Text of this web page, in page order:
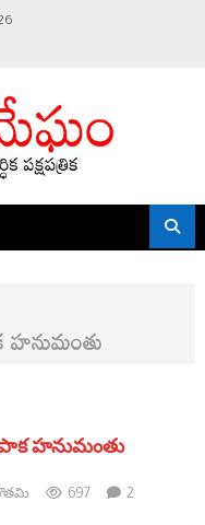
హనుమంతు
697 2